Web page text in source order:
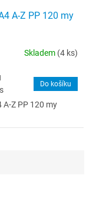
A-Z PP 120 my
Skladem (4 ks)
Do košíku
A-Z PP 120 my